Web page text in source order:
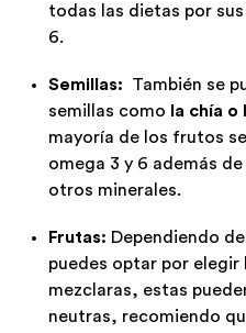
todas las dietas por
6.
Semillas: También se
semillas como
la chía o
mayoría de los frutos
omega 3 y 6 además
otros minerales.
Frutas: Dependiendo
puedes optar por
mezclaras, estas
neutras, recomiendo